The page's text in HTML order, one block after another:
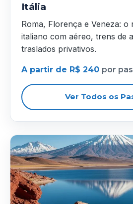
Itália
Roma, Florença e Veneza: o
italiano com aéreo, trens de
traslados privativos.
A partir de R$ 240 por
Ver Todos os